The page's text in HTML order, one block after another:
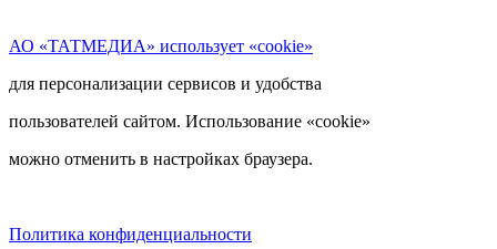
АО «ТАТМЕДИА» использует «cookie»
для персонализации сервисов и удобства
пользователей сайтом. Использование «cookie»
можно отменить в настройках браузера.
Политика конфиденциальности